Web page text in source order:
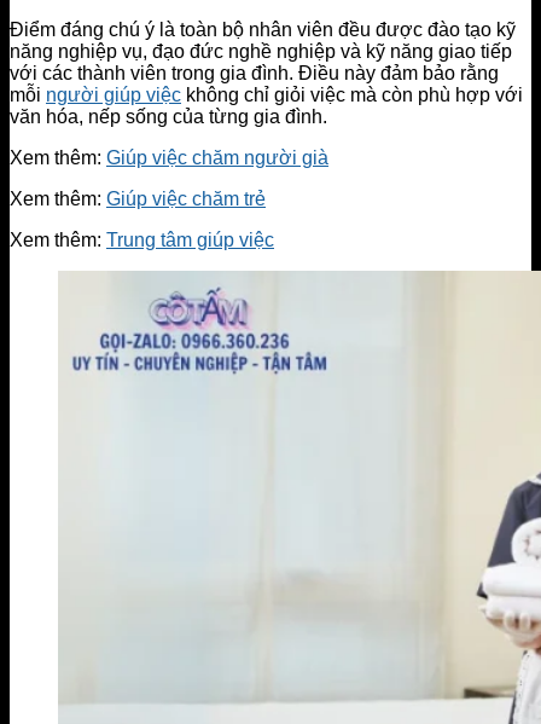
Điểm đáng chú ý là toàn bộ nhân viên đều được đào tạo kỹ
năng nghiệp vụ, đạo đức nghề nghiệp và kỹ năng giao tiếp
với các thành viên trong gia đình. Điều này đảm bảo rằng
mỗi người giúp việc không chỉ giỏi việc mà còn phù hợp với
văn hóa, nếp sống của từng gia đình.
Xem thêm: Giúp việc chăm người già
Xem thêm: Giúp việc chăm trẻ
Xem thêm: Trung tâm giúp việc